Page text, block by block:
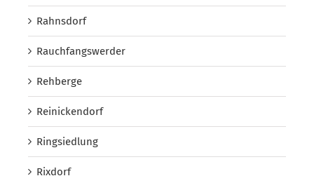
Rahnsdorf
Rauchfangswerder
Rehberge
Reinickendorf
Ringsiedlung
Rixdorf